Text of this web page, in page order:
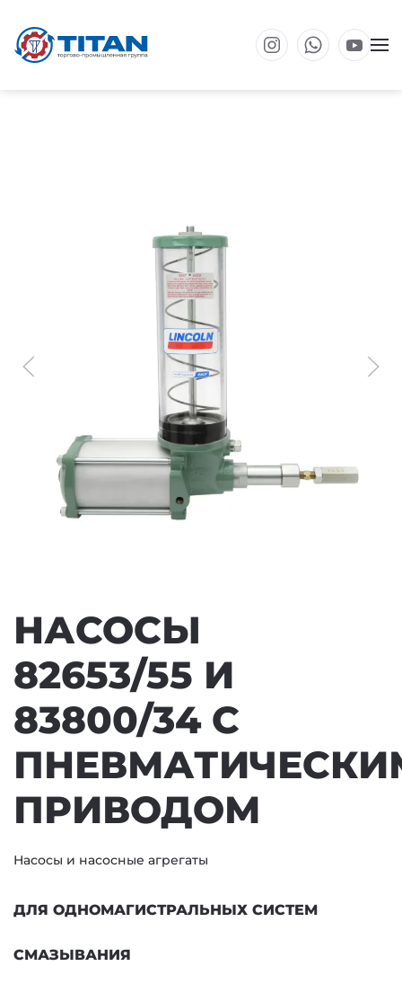
Перейти к основному содержанию
НАСОСЫ
82653/55 И
83800/34 С
ПРИВОДОМ
Насосы и насосные агрегаты
ДЛЯ ОДНОМАГИСТРАЛЬНЫХ СИСТЕМ
СМАЗЫВАНИЯ